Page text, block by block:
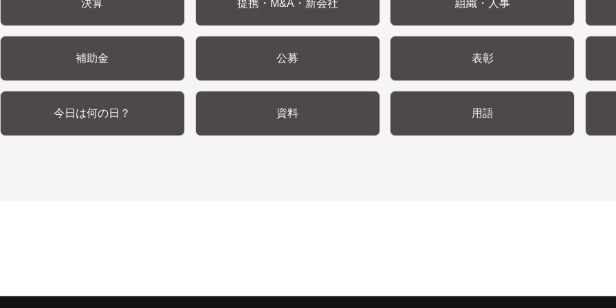
決算 提携・M&A・新会社 組織・人事
補助金 公募 表彰
今日は何の日？ 資料 用語